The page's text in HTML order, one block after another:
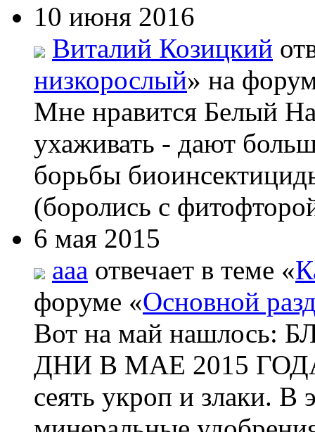
10 июня 2016
Виталий Козицкий
низкорослый» на
Мне нравится Белый
ухаживать - дают
борьбы
(боролись с
6 мая 2015
aaa отвечает в теме «
форуме «Основной
Вот на май
ДНИ В МАЕ 2015 ГОДА
сеять укроп и злаки. В